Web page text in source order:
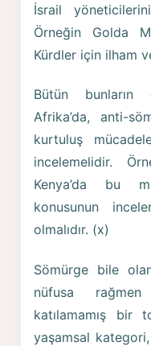
İsrail
Örneğin Golda
Kürdler için ilham
Bütün bunların
Afrika’da, anti-
kurtuluş
incelemelidir.
Kenya’da bu
konusunun
olmalıdır. (x)
Sömürge bile
nüfusa
katılamamış
yaşamsal